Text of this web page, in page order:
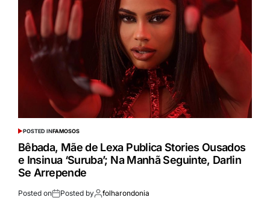
POSTED INFAMOSOS
Bêbada, Mãe de Lexa Publica Stories Ousados
e Insinua ‘Suruba’; Na Manhã Seguinte, Darlin
Se Arrepende
Posted on Posted by folharondonia